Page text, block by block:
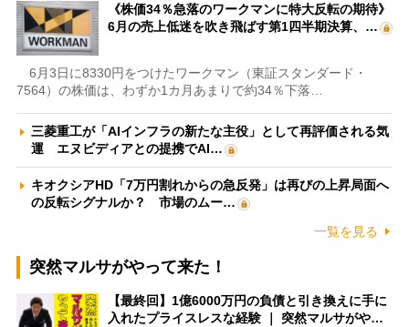
《株価34％急落のワークマンに特大反転の期待》
6月の売上低迷を吹き飛ばす第1四半期決算、…
6月3日に8330円をつけたワークマン（東証スタンダード・
7564）の株価は、わずか1カ月あまりで約34％下落…
三菱重工が「AIインフラの新たな主役」として再評価される気
運 エヌビディアとの提携でAI…
キオクシアHD「7万円割れからの急反発」は再びの上昇局面へ
の反転シグナルか？ 市場のムー…
一覧を見る
突然マルサがやって来た！
【最終回】1億6000万円の負債と引き換えに手に
入れたプライスレスな経験 ｜ 突然マルサがや…